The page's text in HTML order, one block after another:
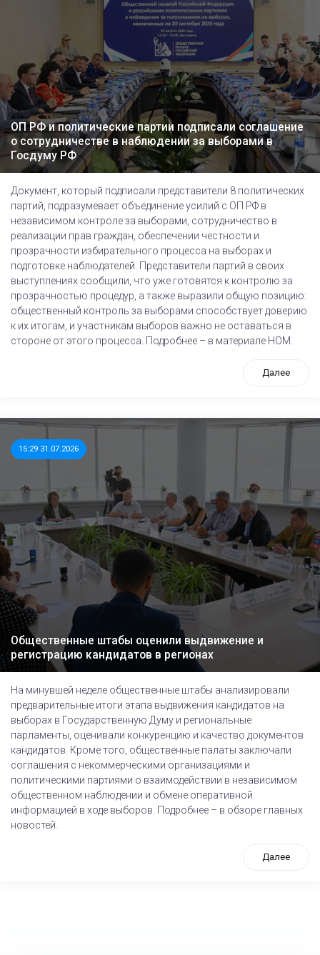
ОП РФ и политические партии подписали соглашение
о сотрудничестве в наблюдении за выборами в
Госдуму РФ
Документ, который подписали представители 8 политических
партий, подразумевает объединение усилий с ОП РФ в
независимом контроле за выборами, сотрудничество в
реализации прав граждан, обеспечении честности и
прозрачности избирательного процесса на выборах и
подготовке наблюдателей. Представители партий в своих
выступлениях сообщили, что уже готовятся к контролю за
прозрачностью процедур, а также выразили общую позицию:
общественный контроль за выборами способствует доверию
к их итогам, и участникам выборов важно не оставаться в
стороне от этого процесса. Подробнее – в материале НОМ.
Далее
15:29 31.07.2026
Общественные штабы оценили выдвижение и
регистрацию кандидатов в регионах
На минувшей неделе общественные штабы анализировали
предварительные итоги этапа выдвижения кандидатов на
выборах в Государственную Думу и региональные
парламенты, оценивали конкуренцию и качество документов
кандидатов. Кроме того, общественные палаты заключали
соглашения с некоммерческими организациями и
политическими партиями о взаимодействии в независимом
общественном наблюдении и обмене оперативной
информацией в ходе выборов. Подробнее – в обзоре главных
новостей.
Далее